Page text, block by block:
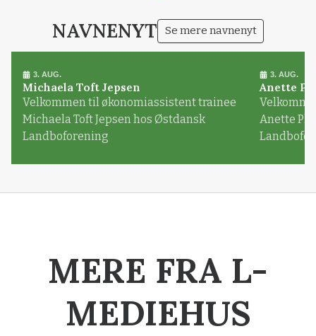
NAVNENYT Se mere navnenyt
3. AUG.
Michaela Toft Jepsen
Velkommen til økonomiassistent trainee
Michaela Toft Jepsen hos Østdansk
Landboforening
3. AUG.
Anette
Anette
MERE FRA L-
MEDIEHUS